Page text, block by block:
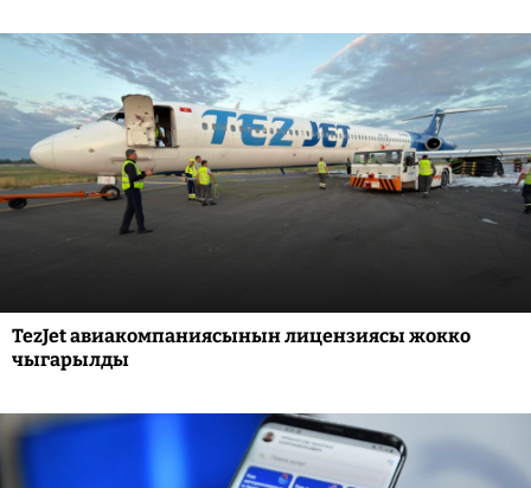
TezJet авиакомпаниясынын лицензиясы жокко
чыгарылды